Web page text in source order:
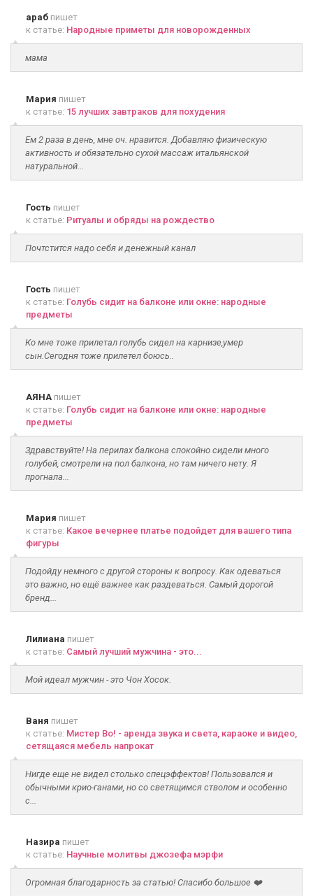
араб пишет
к статье: Народные приметы для новорожденных
мама
Мария пишет
к статье: 15 лучших завтраков для похудения
Ем 2 раза в день, мне оч. нравится. Добавляю физическую
активность и обязательно сухой массаж итальянской
натуральной...
Гость пишет
к статье: Ритуалы и обряды на рождество
Почтстится надо себя и денежный канал
Гость пишет
к статье: Голубь сидит на балконе или окне: народные
предметы
Ко мне тоже прилетал голубь сидел на карнизе,умер
сын.Сегодня тоже прилетел боюсь..
АЯНА пишет
к статье: Голубь сидит на балконе или окне: народные
предметы
Здравствуйте! На перилах балкона спокойно сидели много
голубей, смотрели на пол балкона, но там ничего нету. Я
прогнала...
Мария пишет
к статье: Какое вечернее платье подойдет для вашего типа
фигуры
Подойду немного с другой стороны к вопросу. Как одеваться
это важно, но ещё важнее как раздеваться. Самый дорогой
бренд...
Лилиана пишет
к статье: Самый лучший мужчина - это...
Мой идеал мужчин - это Чон Хосок.
Ваня пишет
к статье: Мистер Во! - аренда звука и света, караоке и видео,
сетящаяся мебель напрокат
Нигде еще не видел столько спецэффектов! Пользовался и
обычными крио-ганами, но со светящимся стволом и особенно
с...
Назира пишет
к статье: Научные молитвы джозефа мэрфи
Огромная благодарность за статью! Спасибо большое ❤️